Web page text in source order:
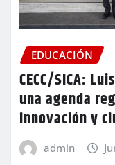
EDUCACIÓN
CECC/SICA:
una agenda
innovación y
admin